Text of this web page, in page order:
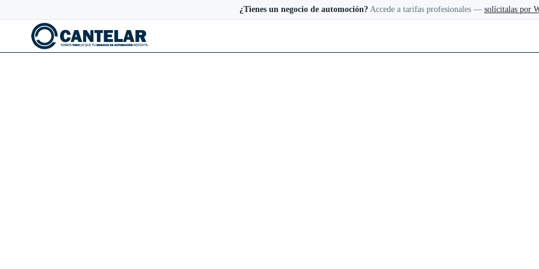
¿Tienes un negocio de automoción? Accede a tarifas profesionales — solícitalas por